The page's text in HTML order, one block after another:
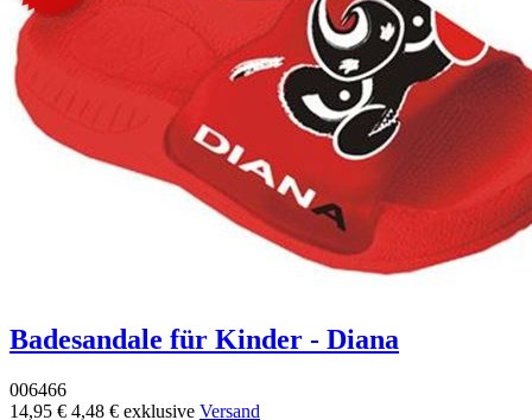
Badesandale für Kinder - Diana
006466
14,95 € 4,48 € exklusive Versand